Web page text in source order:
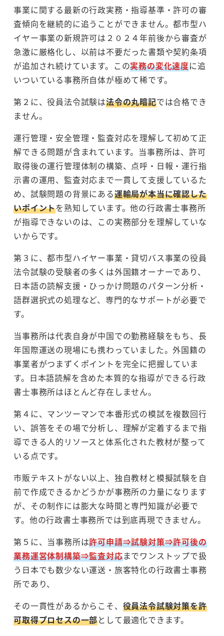
事業に関する最新の行政実務・指導基準・許可の審
査傾向を継続的に追うことができません。都市型ハ
イヤー事業の新規許可は２０２４年前後から審査が
急激に厳格化し、以前は不要だった書類や契約条項
が追加され続けています。この実務の変化速度に追
いついている事務所自体が極めて稀です。
第２に、役員法令試験は法令の丸暗記では合格でき
ません。
運行管理・安全管理・監査対応を理解して初めて正
解できる問題が含まれています。当事務所は、許可
取得後の運行管理体制の構築、点呼・日報・運行指
示書の運用、監査対応まで一貫して支援しているた
め、試験問題の背景にある運輸局が本当に確認した
いポイントを熟知しています。他の行政書士事務所
が指導できないのは、この実務部分を理解していな
いからです。
第３に、都市型ハイヤー事業・貸切バス事業の役員
法令試験の受験者の多くは外国籍オーナーであり、
日本語の読解支援・ひっかけ問題のパターン分析・
語群選択式の処理など、専門的なサポートが必要で
す。
当事務所は代表自身が中国での勤務経験をもち、長
年国際運送の現場にも携わっていました。外国籍の
事業者がつまずくポイントを完全に把握していま
す。日本語読解を含めた本質的な指導ができる行政
書士事務所はほとんど存在しません。
第４に、マンツーマンで本番形式の模試を複数回行
い、誤答をその場で分析し、理解が定着するまで指
導できる人的リソースと体系化された教材が整って
いる点です。
市販テキストがない以上、独自教材と模擬試験を自
前で作成できるかどうかが事務所の力量になります
が、その制作には膨大な時間と専門知識が必要で
す。他の行政書士事務所では到底再現できません。
第５に、当事務所は許可申請⇒試験対策⇒許可後の
業務運営体制構築⇒監査対応までワンストップで扱
う日本でも数少ない運送・旅客特化の行政書士事務
所であり、
その一貫性があるからこそ、 役員法令試験対策を許
可取得プロセスの一部として最適化できます。